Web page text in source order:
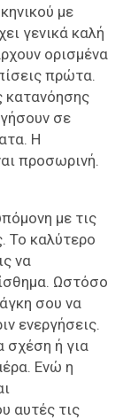
με
γενικά καλή
ορισμένα
πρώτα.
κατανόησης
σε
Η
προσωρινή.
με τις
Το καλύτερο
να
Ωστόσο
σου να
ενεργήσεις.
σχέση ή για
Ενώ η
αυτές τις